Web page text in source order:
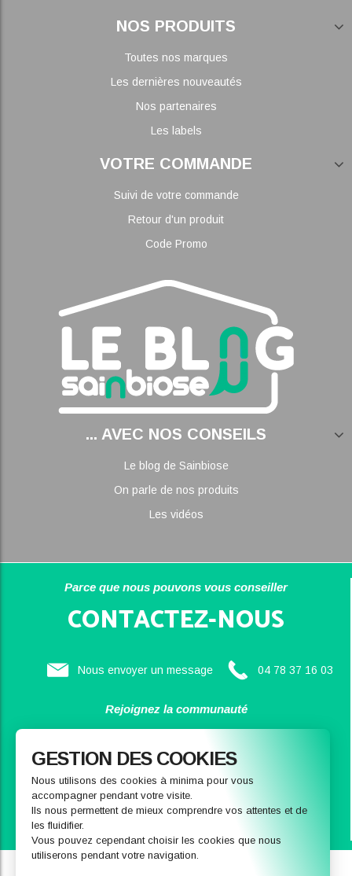
NOS PRODUITS
Toutes nos marques
Les dernières nouveautés
Nos partenaires
Les labels
VOTRE COMMANDE
Suivi de votre commande
Retour d'un produit
Code Promo
... AVEC NOS CONSEILS
Le blog de Sainbiose
On parle de nos produits
Les vidéos
Parce que nous pouvons vous conseiller
CONTACTEZ-NOUS
Nous envoyer un message 04 78 37 16 03
Rejoignez la communauté
SAINBIOSE
GESTION DES COOKIES
Nous utilisons des cookies à minima pour vous
accompagner pendant votre visite.
Ils nous permettent de mieux comprendre vos attentes et de
les fluidifier.
Vous pouvez cependant choisir les cookies que nous
utiliserons pendant votre navigation.